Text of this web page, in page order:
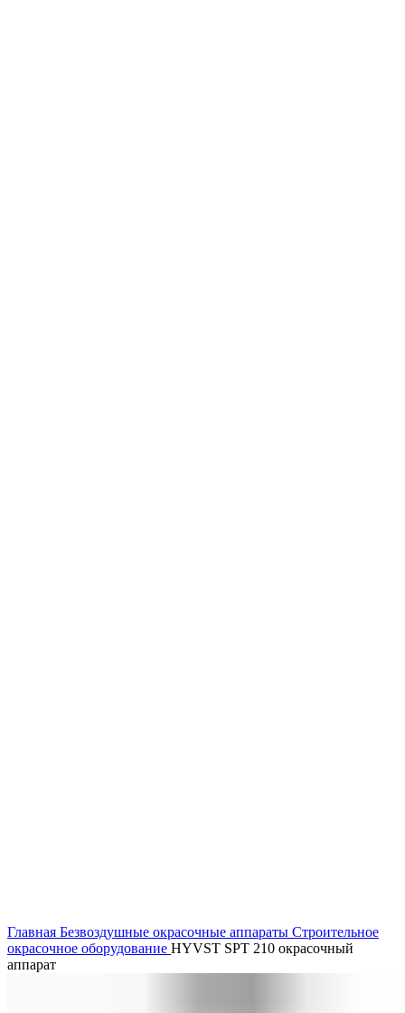
Главная Безвоздушные окрасочные аппараты Строительное
окрасочное оборудование HYVST SPT 210 окрасочный
аппарат